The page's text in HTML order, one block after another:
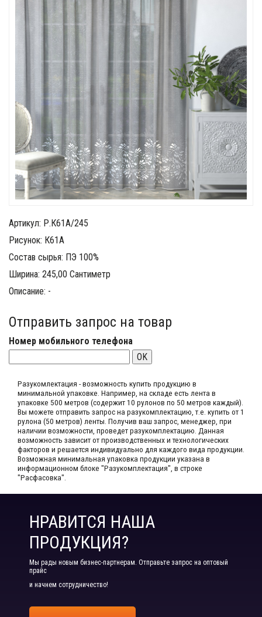
Артикул: Р.К61А/245
Рисунок: К61А
Состав сырья: ПЭ 100%
Ширина: 245,00 Сантиметр
Описание: -
Отправить запрос на товар
Номер мобильного телефона
OK
Разукомлектация - возможность купить продукцию в
минимальной упаковке. Например, на складе​ есть лента в
упаковке 500 метров (содержит 10 рулонов по 50 метров каждый).​
Вы можете отправить запрос на разукомплектацию, т.е. купить от 1
рулона (50 метров) ленты. Получив ваш запрос,​ менеджер, при
наличии возможности, проведет разукомплектацию. Данная
возможность зависит от производственных​ и технологических
факторов и решается индивидуально для каждого вида продукции.​
Возможная минимальная упаковка продукции указана в
информационном блоке "Разукомплектация", в строке
"Расфасовка".
НРАВИТСЯ НАША
ПРОДУКЦИЯ?
Мы рады новым бизнес-партнерам. Отправьте запрос на оптовый
прайс
и начнем сотрудничество!